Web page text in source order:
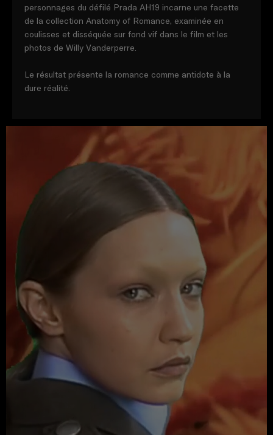
personnages du défilé Prada AH19 incarne une facette
de la collection Anatomy of Romance, examinée en
coulisses et disséquée sur fond vif dans le film et les
photos de Willy Vanderperre.
Le résultat présente la romance comme antidote à la
dure réalité.